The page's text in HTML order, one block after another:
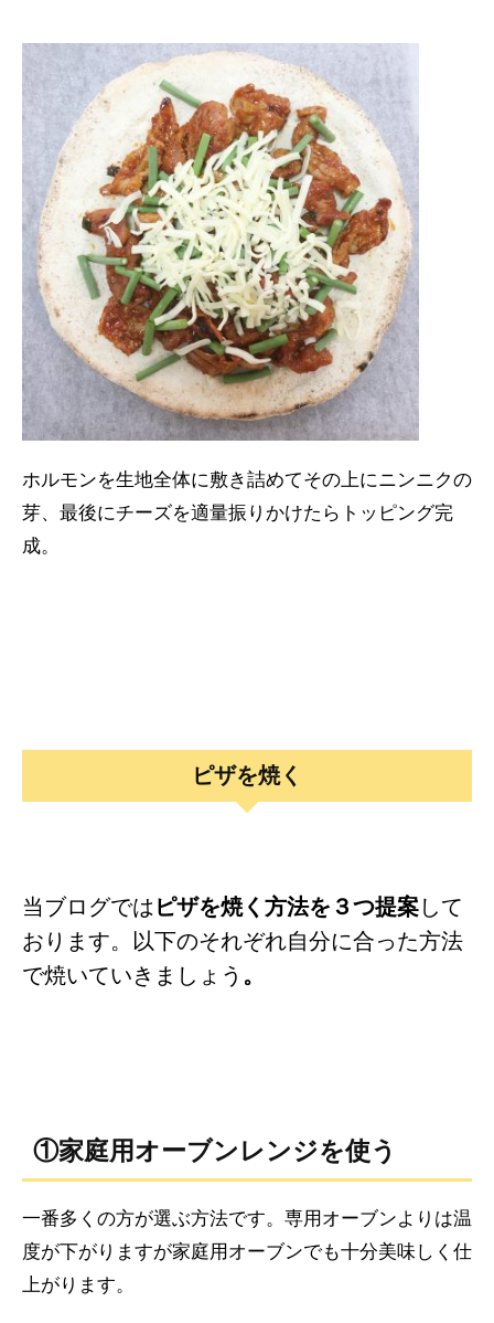
ホルモンを生地全体に敷き詰めてその上にニンニクの
芽、最後にチーズを適量振りかけたらトッピング完
成。
ピザを焼く
当ブログでは ピザを焼く方法を３つ提案して
おります。以下のそれぞれ自分に合った方法
で焼いていきましょう 。
①家庭用オーブンレンジを使う
一番多くの方が選ぶ方法です。専用オーブンよりは温
度が下がりますが家庭用オーブンでも十分美味しく仕
上がります。